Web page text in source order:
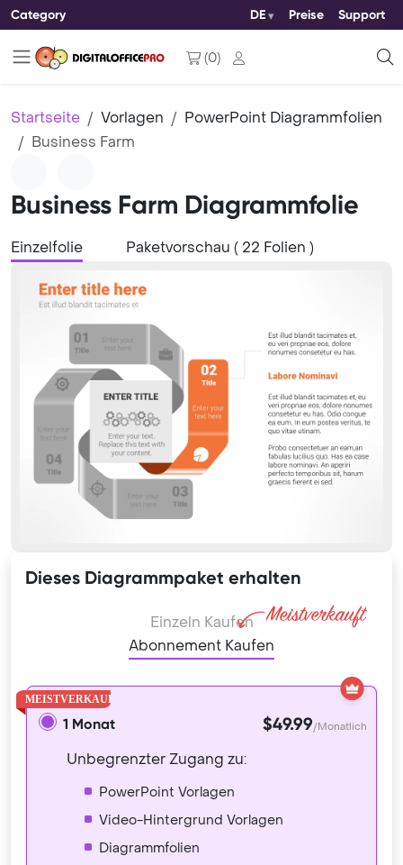
Category DE Preise Support
(0)
Startseite Vorlagen
PowerPoint Diagrammfolien
Business Farm
Business Farm Diagrammfolie
Einzelfolie Paketvorschau ( 22 Folien )
Dieses Diagrammpaket erhalten
Einzeln Kaufen
Abonnement Kaufen
1 Monat $49.99/Monatlich
Unbegrenzter Zugang zu:
PowerPoint Vorlagen
Video-Hintergrund Vorlagen
Diagrammfolien